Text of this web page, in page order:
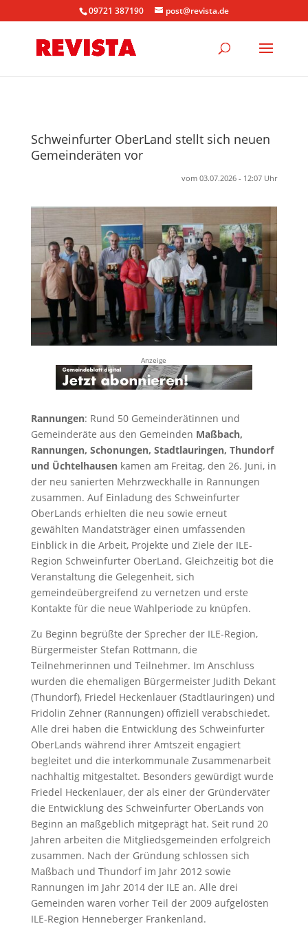
09721 387190 post@revista.de
Schweinfurter OberLand stellt sich neuen
Gemeinderäten vor
vom 03.07.2026 - 12:07 Uhr
Anzeige
Rannungen: Rund 50 Gemeinderätinnen und
Gemeinderäte aus den Gemeinden Maßbach,
Rannungen, Schonungen, Stadtlauringen, Thundorf
und Üchtelhausenkamen am Freitag, den 26. Juni, in
der neu sanierten Mehrzweckhalle in Rannungen
zusammen. Auf Einladung des Schweinfurter
OberLands erhielten die neu sowie erneut
gewählten Mandatsträger einen umfassenden
Einblick in die Arbeit, Projekte und Ziele der ILE-
Region Schweinfurter OberLand. Gleichzeitig bot die
Veranstaltung die Gelegenheit, sich
gemeindeübergreifend zu vernetzen und erste
Kontakte für die neue Wahlperiode zu knüpfen.
Zu Beginn begrüßte der Sprecher der ILE-Region,
Bürgermeister Stefan Rottmann, die
Teilnehmerinnen und Teilnehmer. Im Anschluss
wurden die ehemaligen Bürgermeister Judith Dekant
(Thundorf), Friedel Heckenlauer (Stadtlauringen) und
Fridolin Zehner (Rannungen) offiziell verabschiedet.
Alle drei haben die Entwicklung des Schweinfurter
OberLands während ihrer Amtszeit engagiert
begleitet und die interkommunale Zusammenarbeit
nachhaltig mitgestaltet. Besonders gewürdigt wurde
Friedel Heckenlauer, der als einer der Gründerväter
die Entwicklung des Schweinfurter OberLands von
Beginn an maßgeblich mitgeprägt hat. Seit rund 20
Jahren arbeiten die Mitgliedsgemeinden erfolgreich
zusammen. Nach der Gründung schlossen sich
Maßbach und Thundorf im Jahr 2012 sowie
Rannungen im Jahr 2014 der ILE an. Alle drei
Gemeinden waren vorher Teil der 2009 aufgelösten
ILE-Region Henneberger Frankenland.